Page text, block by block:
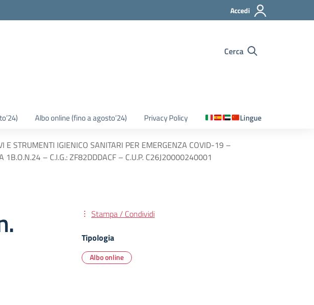
Accedi
Cerca
Albo online (fino a agosto’24) Privacy Policy Lingue
STRUMENTI IGIENICO SANITARI PER EMERGENZA COVID-19 –
– C.I.G.: ZF82DDDACF – C.U.P. C26J20000240001
Stampa / Condividi
Tipologia
Albo online